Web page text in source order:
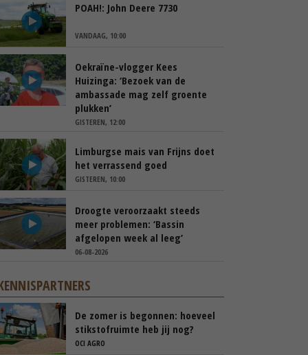
POAH!: John Deere 7730
VANDAAG, 10:00
Oekraïne-vlogger Kees
Huizinga: ‘Bezoek van de
ambassade mag zelf groente
plukken’
GISTEREN, 12:00
Limburgse mais van Frijns doet
het verrassend goed
GISTEREN, 10:00
Droogte veroorzaakt steeds
meer problemen: ‘Bassin
afgelopen week al leeg’
06-08-2026
De zomer is begonnen: hoeveel
stikstofruimte heb jij nog?
OCI AGRO